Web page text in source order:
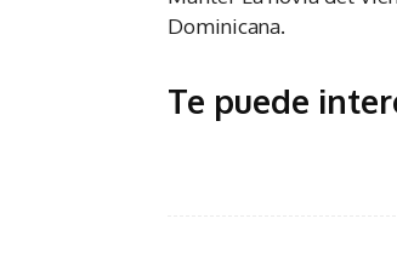
Dominicana.
Te puede